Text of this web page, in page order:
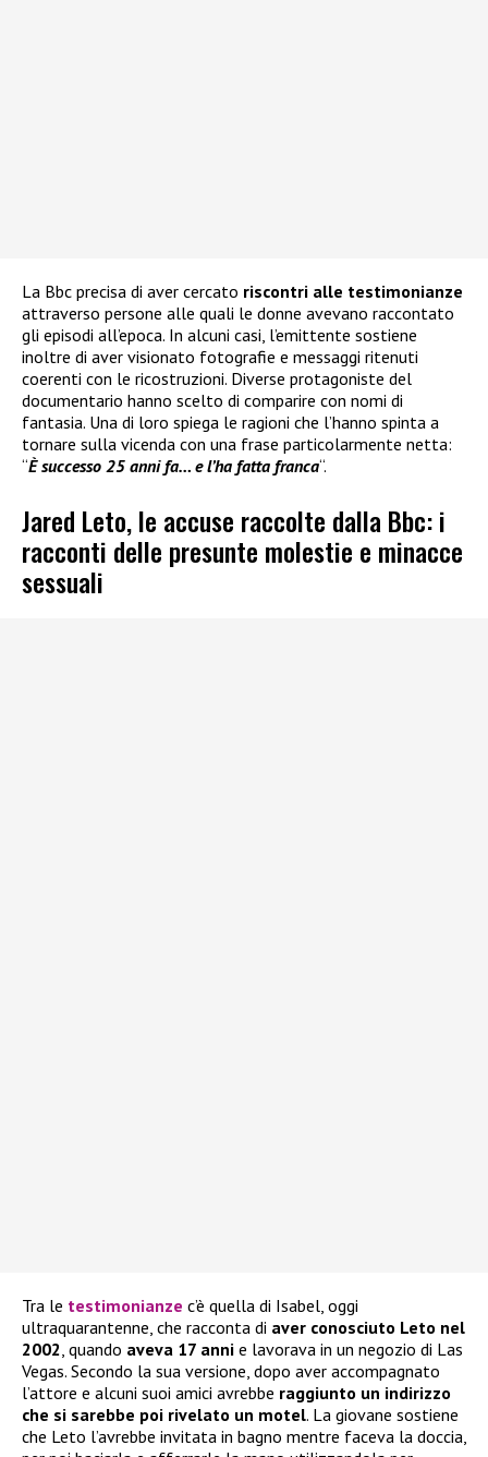
La Bbc precisa di aver cercato riscontri alle testimonianze
attraverso persone alle quali le donne avevano raccontato
gli episodi all’epoca. In alcuni casi, l’emittente sostiene
inoltre di aver visionato fotografie e messaggi ritenuti
coerenti con le ricostruzioni. Diverse protagoniste del
documentario hanno scelto di comparire con nomi di
fantasia. Una di loro spiega le ragioni che l’hanno spinta a
tornare sulla vicenda con una frase particolarmente netta:
“È successo 25 anni fa… e l’ha fatta franca“.
Jared Leto, le accuse raccolte dalla Bbc: i
racconti delle presunte molestie e minacce
sessuali
Tra le testimonianze c’è quella di Isabel, oggi
ultraquarantenne, che racconta di aver conosciuto Leto nel
2002, quando aveva 17 anni e lavorava in un negozio di Las
Vegas. Secondo la sua versione, dopo aver accompagnato
l’attore e alcuni suoi amici avrebbe raggiunto un indirizzo
che si sarebbe poi rivelato un motel. La giovane sostiene
che Leto l’avrebbe invitata in bagno mentre faceva la doccia,